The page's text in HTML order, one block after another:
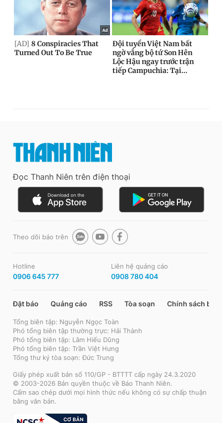
Đọc Thanh Niên trên điện thoại
Theo dõi báo trên
Hotline
0906 645 777
Liên hệ quảng cáo
0908 780 404
Đặt báo Quảng cáo RSS Tòa soạn Chính sách bảo
Tổng biên tập: Nguyễn Ngọc Toàn
Phó tổng biên tập thường trực: Hải Thành
Phó tổng biên tập: Lâm Hiếu Dũng
Phó tổng biên tập: Trần Việt Hưng
Tổng thư ký tòa soạn: Đức Trung
Giấy phép xuất bản số 110/GP - BTTTT cấp ngày 24.3.2020
© 2003-2026 Bản quyền thuộc về Báo Thanh Niên.
Cấm sao chép dưới mọi hình thức nếu không có sự chấp thuận
bằng văn bản.